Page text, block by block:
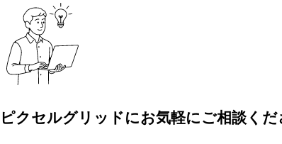
ピクセルグリッドにお気軽にご相談くだ